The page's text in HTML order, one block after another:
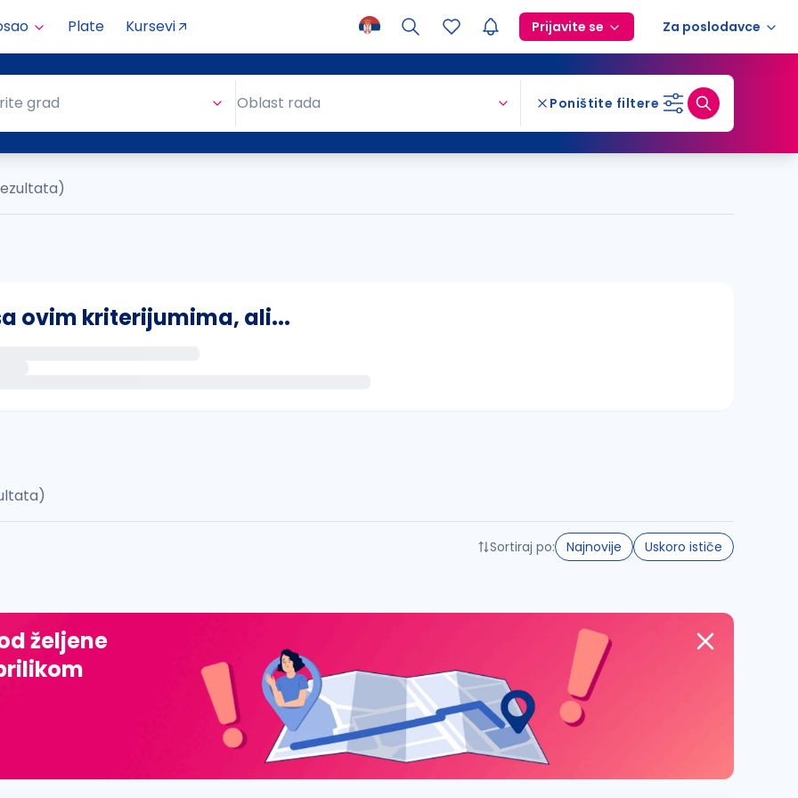
Plate Kursevi Prijavite se Za poslodavce
grad Oblast rada Poništite filtere
ovim kriterijumima, ali...
đ, ž, dž)
Sortiraj po: Najnovije Uskoro ističe
željene